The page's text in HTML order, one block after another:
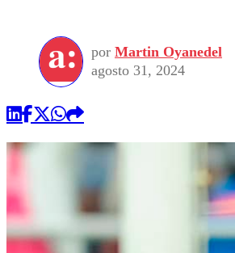
por Martin Oyanedel
agosto 31, 2024